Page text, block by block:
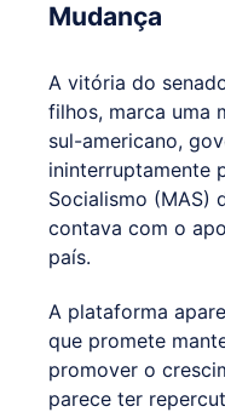
Mudança
A vitória do
filhos, marca uma
sul-americano,
ininterruptamente
Socialismo (MAS)
contava com o
país.
A plataforma
que promete
promover o
parece ter